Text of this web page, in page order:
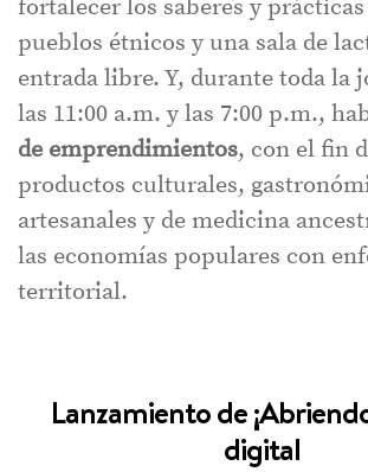
fortalecer los saberes y prácticas
pueblos étnicos y una sala de
entrada libre. Y, durante toda la
las 11:00 a.m. y las 7:00 p.m.,
de emprendimientos, con el fin
productos culturales,
artesanales y de medicina
las economías populares con
territorial.
Lanzamiento de
digital